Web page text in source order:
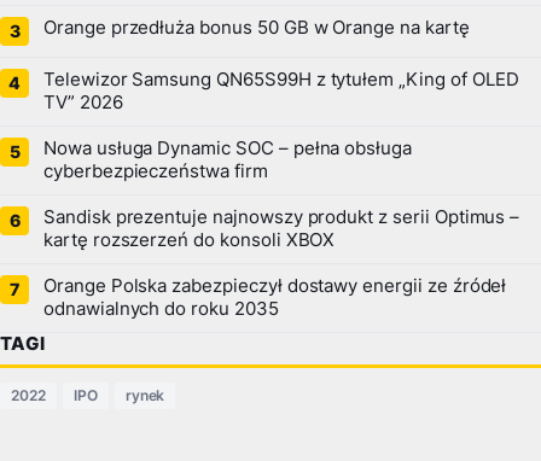
Orange przedłuża bonus 50 GB w Orange na kartę
Telewizor Samsung QN65S99H z tytułem „King of OLED
TV” 2026
Nowa usługa Dynamic SOC – pełna obsługa
cyberbezpieczeństwa firm
Sandisk prezentuje najnowszy produkt z serii Optimus –
kartę rozszerzeń do konsoli XBOX
Orange Polska zabezpieczył dostawy energii ze źródeł
odnawialnych do roku 2035
TAGI
2022 IPO rynek